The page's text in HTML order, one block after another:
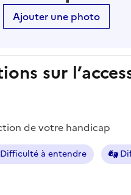
Ajouter une photo
sur
de votre handicap
Difficulté à entendre